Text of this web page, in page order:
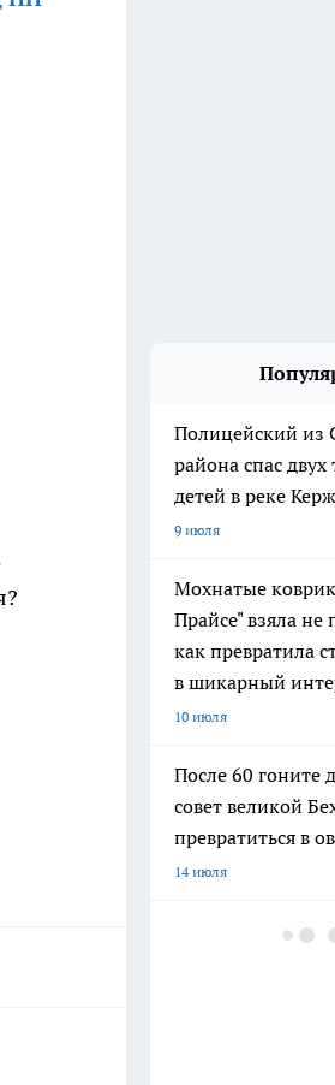
Полицейский из
района спас
детей в реке
9 июля
Мохнатые
Прайсе" взяла не
как превратила
в шикарный
10 июля
После 60 гоните
совет великой
превратиться в
14 июля
Гигант с нежной